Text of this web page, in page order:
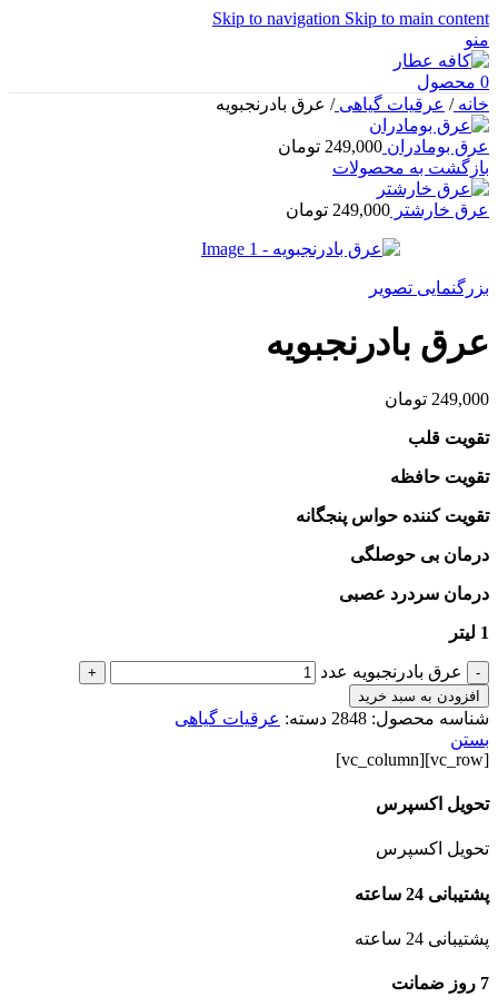
Skip to navigation Skip to main content
منو
0 محصول
خانه/ عرقیات گیاهی/ عرق بادرنجبویه
عرق بومادران 249,000 تومان
بازگشت به محصولات
عرق خارشتر 249,000 تومان
بزرگنمایی تصویر
عرق بادرنجبویه
249,000 تومان
تقویت قلب
تقویت حافظه
تقویت کننده حواس پنجگانه
درمان بی حوصلگی
درمان سردرد عصبی
1 لیتر
- عرق بادرنجبویه عدد
+
افزودن به سبد خرید
شناسه محصول: 2848 دسته: عرقیات گیاهی
بستن
[vc_row][vc_column]
تحویل اکسپرس
تحویل اکسپرس
پشتیبانی 24 ساعته
پشتیبانی 24 ساعته
7 روز ضمانت